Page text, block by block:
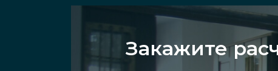
эстетическая
Закажите